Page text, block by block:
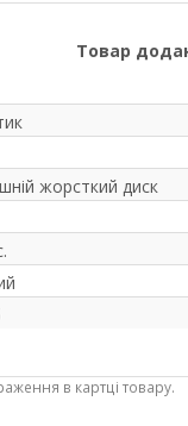
Товар
жорсткий диск
в картці товару.